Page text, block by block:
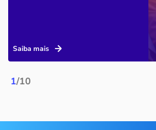
1/10
Saiba mais